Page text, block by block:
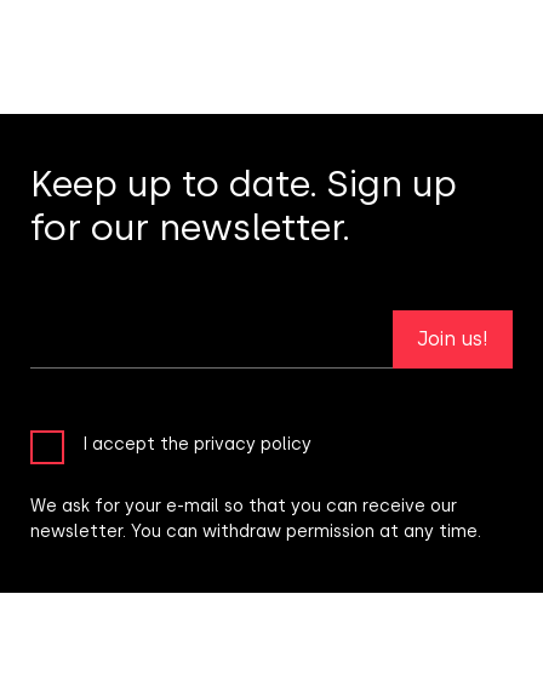
Keep up to date. Sign up
for our newsletter.
Join us!
I accept the privacy policy
We ask for your e-mail so that you can receive our
newsletter. You can withdraw permission at any time.